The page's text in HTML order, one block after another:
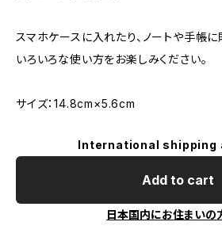
スマホケースに入れたり、ノートや手帳に
いろいろな使い方をお楽しみください。
サイズ：14.8cm×5.6cm
International shipping
Add to cart
日本国内にお住まいの